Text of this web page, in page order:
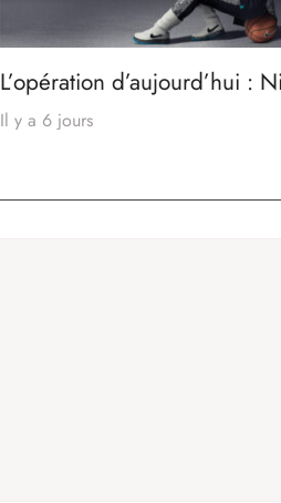
L’opération d’aujourd’hui :
Il y a 6 jours